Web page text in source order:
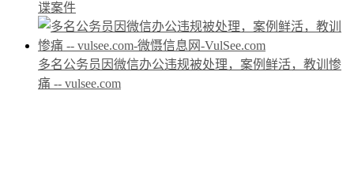
谍案件
多名公务员因微信办公违规被处理，案例鲜活，教训惨
痛 -- vulsee.com